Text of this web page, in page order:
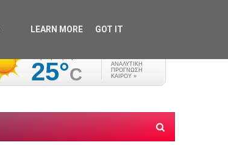
LEARN MORE GOT IT